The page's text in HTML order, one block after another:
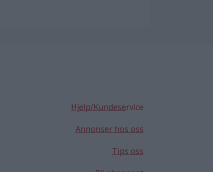
Hjelp/Kundeservice
Annonser hos oss
Tips oss